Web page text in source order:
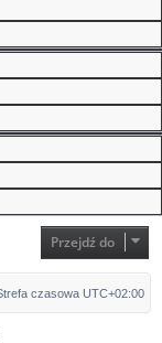
Przejdź do
czasowa UTC+02:00